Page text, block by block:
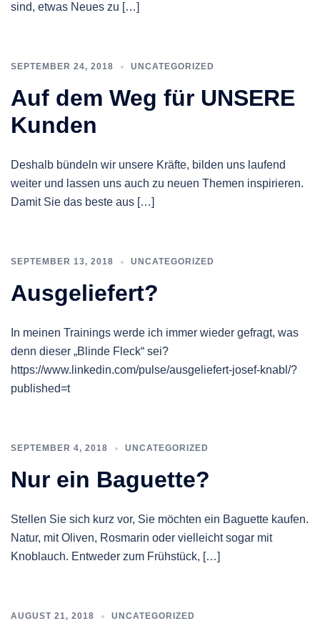
sind, etwas Neues zu […]
SEPTEMBER 24, 2018 UNCATEGORIZED
Auf dem Weg für UNSERE
Kunden
Deshalb bündeln wir unsere Kräfte, bilden uns laufend
weiter und lassen uns auch zu neuen Themen inspirieren.
Damit Sie das beste aus […]
SEPTEMBER 13, 2018 UNCATEGORIZED
Ausgeliefert?
In meinen Trainings werde ich immer wieder gefragt, was
denn dieser „Blinde Fleck“ sei?
https://www.linkedin.com/pulse/ausgeliefert-josef-knabl/?
published=t
SEPTEMBER 4, 2018 UNCATEGORIZED
Nur ein Baguette?
Stellen Sie sich kurz vor, Sie möchten ein Baguette kaufen.
Natur, mit Oliven, Rosmarin oder vielleicht sogar mit
Knoblauch. Entweder zum Frühstück, […]
AUGUST 21, 2018 UNCATEGORIZED